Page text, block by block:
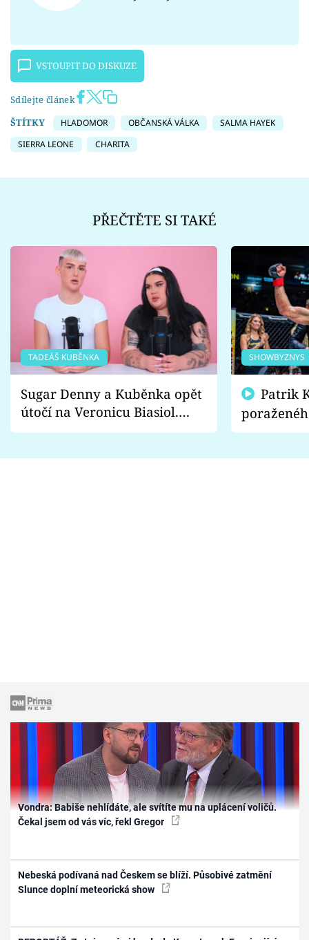
VSTOUPIT DO DISKUZE
Sdílejte článek
ŠTÍTKY
HLADOMOR OBČANSKÁ VÁLKA
SALMA HAYEK
SIERRA LEONE
CHARITA
PŘEČTĚTE SI TAKÉ
TADEÁŠ KUBĚNKA
Sugar Denny a Kuběnka opět
útočí na Veronicu Biasiol.
Proč je podle nich falešná a
SHOWBYZNYS
fanoušci
Vondra: Babiše nehlídáte, ale svítíte mu na uplácení voličů.
Čekal jsem od vás víc, řekl Gregor
Nebeská podívaná nad Českem se blíží. Působivé zatmění
Slunce doplní meteorická show